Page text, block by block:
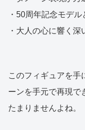
・50周年記念モデ
・大人の心に響く深
このフィギュアを手
ーンを手元で再現で
たまりませんよね。